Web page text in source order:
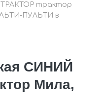
трактор
ПУЛЬТИ в
СИНИЙ
Мила,